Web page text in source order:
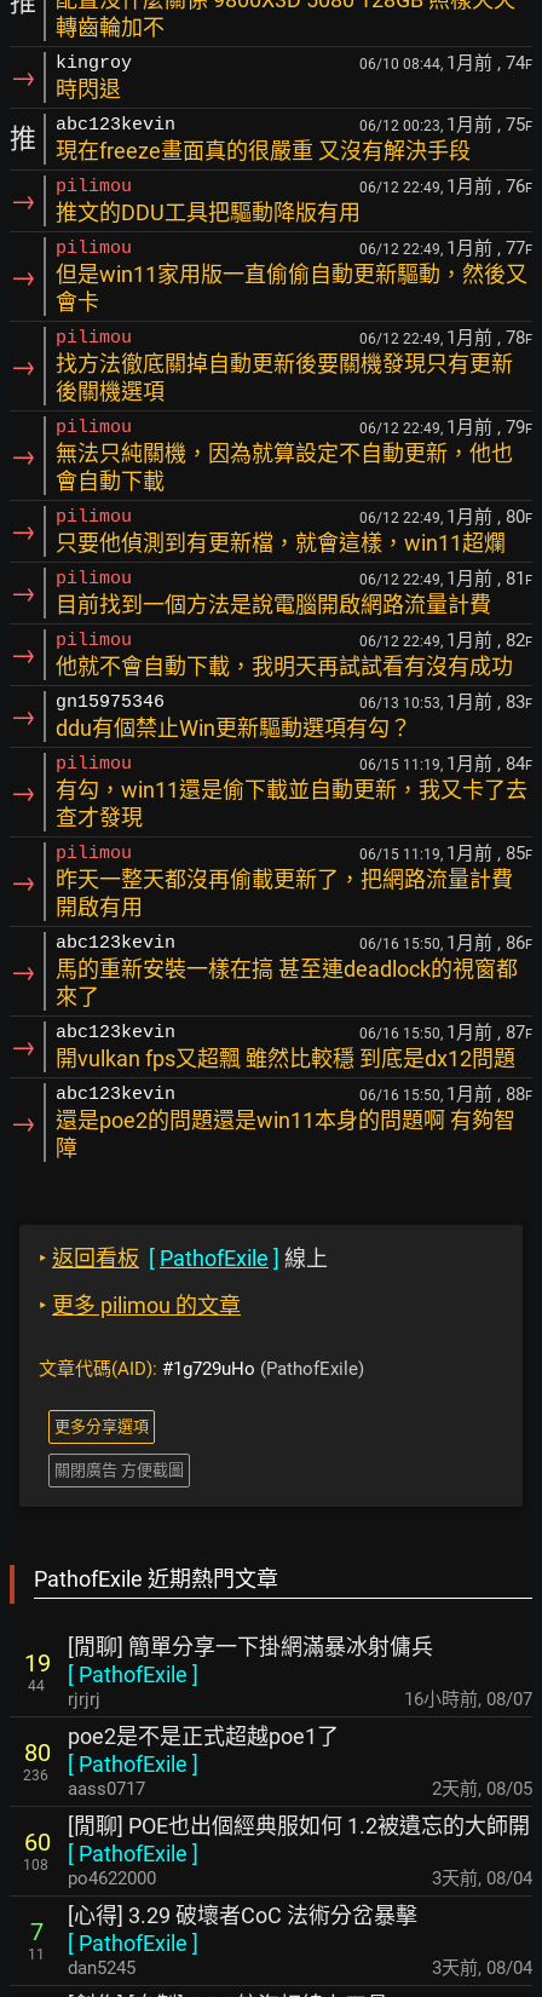
轉齒輪加不
→ kingroy 06/10 08:44, 1月前 , 74F
時閃退
推 abc123kevin 06/12 00:23, 1月前 , 75F
現在freeze畫面真的很嚴重 又沒有解決手段
→ pilimou 06/12 22:49, 1月前 , 76F
推文的DDU工具把驅動降版有用
→
pilimou 06/12 22:49, 1月前 , 77F
但是win11家用版一直偷偷自動更新驅動，然後又
會卡
→
pilimou 06/12 22:49, 1月前 , 78F
找方法徹底關掉自動更新後要關機發現只有更新
後關機選項
→
pilimou 06/12 22:49, 1月前 , 79F
無法只純關機，因為就算設定不自動更新，他也
會自動下載
→ pilimou 06/12 22:49, 1月前 , 80F
只要他偵測到有更新檔，就會這樣，win11超爛
→ pilimou 06/12 22:49, 1月前 , 81 F
目前找到一個方法是說電腦開啟網路流量計費
→ pilimou 06/12 22:49, 1月前 , 82F
他就不會自動下載，我明天再試試看有沒有成功
→ gn15975346 06/13 10:53, 1月前 , 83F
ddu有個禁止Win更新驅動選項有勾？
→
pilimou 06/15 11:19, 1月前 , 84F
有勾，win11還是偷下載並自動更新，我又卡了去
查才發現
→
pilimou 06/15 11:19, 1月前 , 85F
昨天一整天都沒再偷載更新了，把網路流量計費
開啟有用
→
abc123kevin 06/16 15:50, 1月前 , 86F
馬的重新安裝一樣在搞 甚至連deadlock的視窗都
來了
→ abc123kevin 06/16 15:50, 1月前 , 87F
開vulkan fps又超飄 雖然比較穩 到底是dx12問題
→
abc123kevin 06/16 15:50, 1月前 , 88F
還是poe2的問題還是win11本身的問題啊 有夠智
障
‣ 返回看板 [ PathofExile ] 線上
‣ 更多 pilimou 的文章
文章代碼(AID): #1g729uHo (PathofExile)
更多分享選項
關閉廣告 方便截圖
PathofExile 近期熱門文章
19
44
[閒聊] 簡單分享一下掛網滿暴冰射傭兵
[ PathofExile ]
rjrjrj 16小時前, 08/07
80
236
poe2是不是正式超越poe1了
[ PathofExile ]
aass0717 2天前, 08/05
60
108
[閒聊] POE也出個經典服如何 1.2被遺忘的大師開
[ PathofExile ]
po4622000 3天前, 08/04
7
11
[心得] 3.29 破壞者CoC 法術分岔暴擊
[ PathofExile ]
dan5245 3天前, 08/04